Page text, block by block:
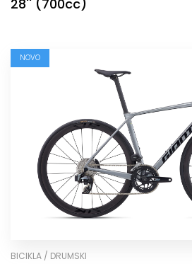
28'' (700cc)
NOVO
BICIKLA / DRUMSKI